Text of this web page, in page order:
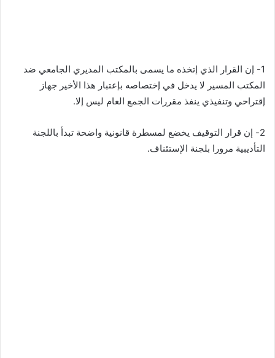
1- إن القرار الذي إتخذه ما يسمى بالمكتب المديري الجامعي ضد
المكتب المسير لا يدخل في إختصاصه بإعتبار هذا الأخير جهاز
إقتراحي وتنفيذي ينفذ مقررات الجمع العام ليس إلا.
2- إن قرار التوقيف يخضع لمسطرة قانونية واضحة تبدأ باللجنة
التأديبية مرورا بلجنة الإستئناف.